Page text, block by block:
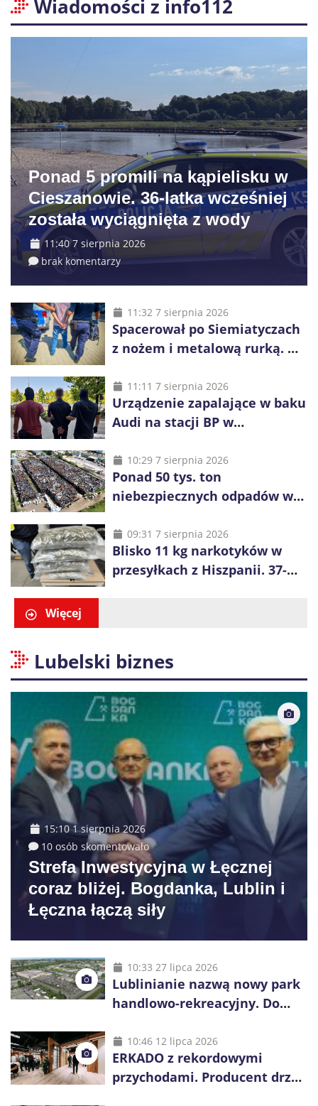
Wiadomości z info112
Ponad 5 promili na kąpielisku w
Cieszanowie. 36-latka wcześniej
została wyciągnięta z wody
11:40 7 sierpnia 2026
brak komentarzy
11:32 7 sierpnia 2026
Spacerował po Siemiatyczach
z nożem i metalową rurką. W
alkohol i perfumy
11:11 7 sierpnia 2026
Urządzenie zapalające w baku
Audi na stacji BP w
właściciela auta
10:29 7 sierpnia 2026
Ponad 50 tys. ton
niebezpiecznych odpadów w
weszły na jedno z
największych składowisk w
Europie
09:31 7 sierpnia 2026
Blisko 11 kg narkotyków w
przesyłkach z Hiszpanii. 37-
Więcej
Lubelski biznes
15:10 1 sierpnia 2026
10 osób skomentowało
Strefa Inwestycyjna w Łęcznej
coraz bliżej. Bogdanka, Lublin i
Łęczna łączą siły
10:33 27 lipca 2026
Lublinianie nazwą nowy park
handlowo-rekreacyjny. Do
10:46 12 lipca 2026
ERKADO z rekordowymi
przychodami. Producent drzwi